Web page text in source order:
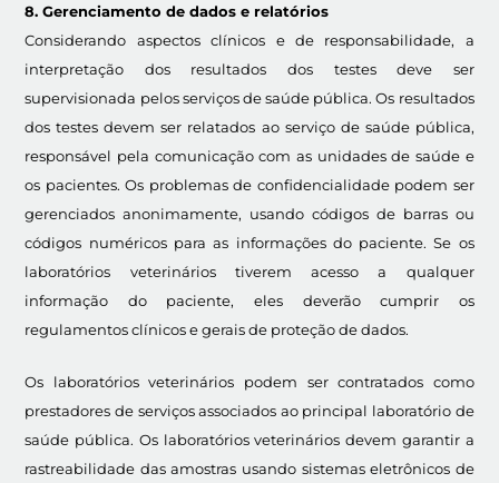
8. Gerenciamento de dados e relatórios
Considerando aspectos clínicos e de responsabilidade, a
interpretação dos resultados dos testes deve ser
supervisionada pelos serviços de saúde pública. Os resultados
dos testes devem ser relatados ao serviço de saúde pública,
responsável pela comunicação com as unidades de saúde e
os pacientes. Os problemas de confidencialidade podem ser
gerenciados anonimamente, usando códigos de barras ou
códigos numéricos para as informações do paciente. Se os
laboratórios veterinários tiverem acesso a qualquer
informação do paciente, eles deverão cumprir os
regulamentos clínicos e gerais de proteção de dados.
Os laboratórios veterinários podem ser contratados como
prestadores de serviços associados ao principal laboratório de
saúde pública. Os laboratórios veterinários devem garantir a
rastreabilidade das amostras usando sistemas eletrônicos de